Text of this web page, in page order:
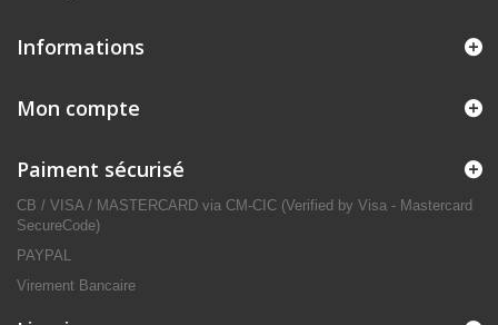
Informations
Mon compte
Paiment sécurisé
CB / VISA / MASTERCARD via CM-CIC (Verified by Visa - Mastercard
SecureCode)
PAYPAL
Virement Bancaire